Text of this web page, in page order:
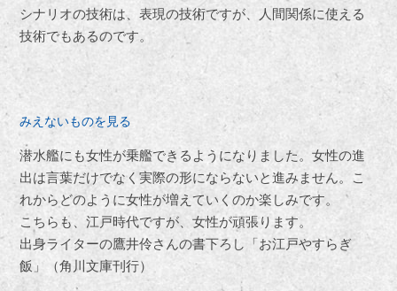
シナリオの技術は、表現の技術ですが、人間関係に使える
技術でもあるのです。
みえないものを見る
潜水艦にも女性が乗艦できるようになりました。女性の進
出は言葉だけでなく実際の形にならないと進みません。こ
れからどのように女性が増えていくのか楽しみです。
こちらも、江戸時代ですが、女性が頑張ります。
出身ライターの鷹井伶さんの書下ろし「お江戸やすらぎ
飯」（角川文庫刊行）